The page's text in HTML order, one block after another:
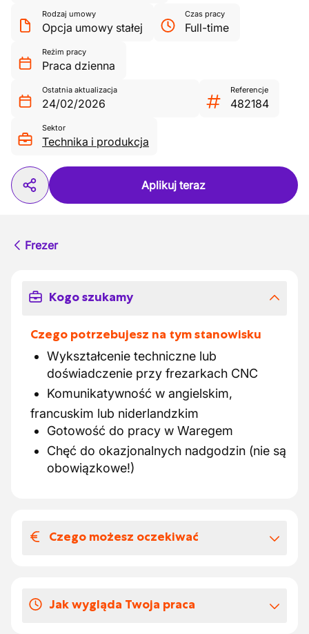
Rodzaj umowy
Opcja umowy stałej
Czas pracy
Full-time
Reżim pracy
Praca dzienna
Ostatnia aktualizacja
24/02/2026
Referencje
482184
Sektor
Technika i produkcja
Aplikuj teraz
Frezer
Kogo szukamy
Czego potrzebujesz na tym stanowisku
Wykształcenie techniczne lub
doświadczenie przy frezarkach CNC
Komunikatywność w angielskim,
francuskim lub niderlandzkim
Gotowość do pracy w Waregem
Chęć do okazjonalnych nadgodzin (nie są
obowiązkowe!)
Czego możesz oczekiwać
Wynagrodzenie dopasowane do Twojego
Jak wygląda Twoja praca